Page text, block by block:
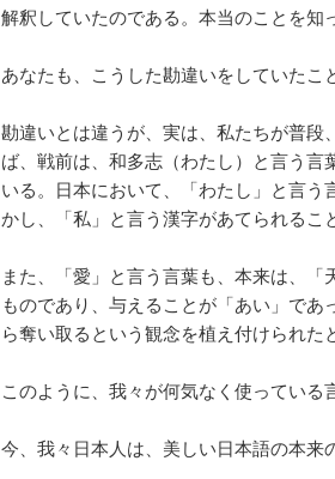
解釈していたのである。本当のことを知
あなたも、こうした勘違いをしていたこ
勘違いとは違うが、実は、私たちが普段
ば、戦前は、和多志（わたし）と言う
いる。日本において、「わたし」と言
かし、「私」と言う漢字があてられるこ
また、「愛」と言う言葉も、本来は、
ものであり、与えることが「あい」で
ら奪い取るという観念を植え付けられた
このように、我々が何気なく使っている
今、我々日本人は、美しい日本語の本来